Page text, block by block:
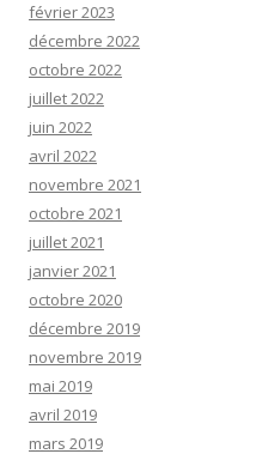
février 2023
décembre 2022
octobre 2022
juillet 2022
juin 2022
avril 2022
novembre 2021
octobre 2021
juillet 2021
janvier 2021
octobre 2020
décembre 2019
novembre 2019
mai 2019
avril 2019
mars 2019